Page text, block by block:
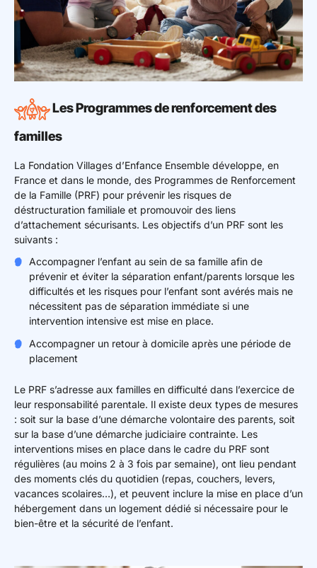
Les Programmes de renforcement des
familles
La Fondation Villages d’Enfance Ensemble développe, en
France et dans le monde, des Programmes de Renforcement
de la Famille (PRF) pour prévenir les risques de
déstructuration familiale et promouvoir des liens
d’attachement sécurisants. Les objectifs d’un PRF sont les
suivants :
Accompagner l’enfant au sein de sa famille afin de
prévenir et éviter la séparation enfant/parents lorsque les
difficultés et les risques pour l’enfant sont avérés mais ne
nécessitent pas de séparation immédiate si une
intervention intensive est mise en place.
Accompagner un retour à domicile après une période de
placement
Le PRF s’adresse aux familles en difficulté dans l’exercice de
leur responsabilité parentale. Il existe deux types de mesures
: soit sur la base d’une démarche volontaire des parents, soit
sur la base d’une démarche judiciaire contrainte. Les
interventions mises en place dans le cadre du PRF sont
régulières (au moins 2 à 3 fois par semaine), ont lieu pendant
des moments clés du quotidien (repas, couchers, levers,
vacances scolaires…), et peuvent inclure la mise en place d’un
hébergement dans un logement dédié si nécessaire pour le
bien-être et la sécurité de l’enfant.